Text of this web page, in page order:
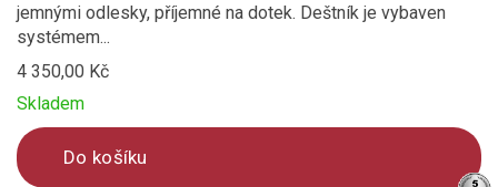
jemnými odlesky, příjemné na dotek. Deštník je vybaven
systémem...
4 350,00 Kč
Skladem
Do košíku